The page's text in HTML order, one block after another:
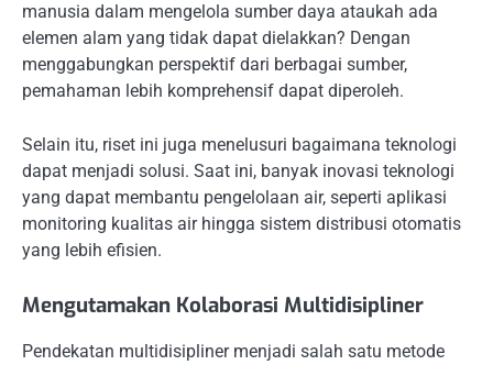
manusia dalam mengelola sumber daya ataukah ada
elemen alam yang tidak dapat dielakkan? Dengan
menggabungkan perspektif dari berbagai sumber,
pemahaman lebih komprehensif dapat diperoleh.
Selain itu, riset ini juga menelusuri bagaimana teknologi
dapat menjadi solusi. Saat ini, banyak inovasi teknologi
yang dapat membantu pengelolaan air, seperti aplikasi
monitoring kualitas air hingga sistem distribusi otomatis
yang lebih efisien.
Mengutamakan Kolaborasi Multidisipliner
Pendekatan multidisipliner menjadi salah satu metode